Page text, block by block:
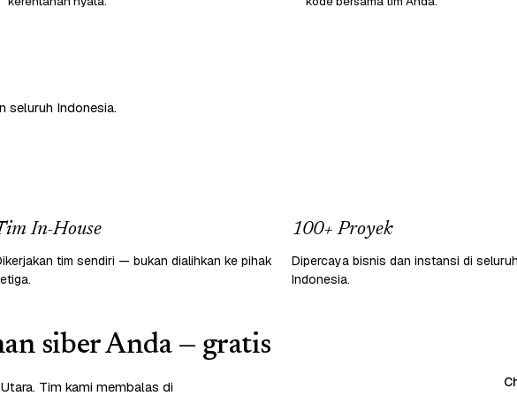
seluruh Indonesia.
In-House
tim sendiri — bukan dialihkan ke pihak
100+ Proyek
Dipercaya bisnis dan instansi di seluruh
Indonesia.
siber Anda — gratis
Tim kami membalas di